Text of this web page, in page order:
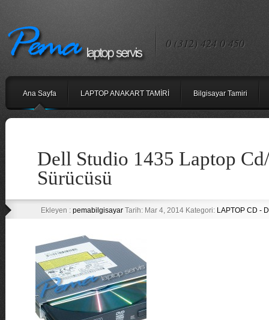
0 (312) 424 0 450
Ana Sayfa LAPTOP ANAKART TAMİRİ Bilgisayar Tamiri
Dell Studio 1435 Laptop
Sürücüsü
Ekleyen : pemabilgisayarTarih: Mar 4, 2014 Kategori: LAPTOP CD -